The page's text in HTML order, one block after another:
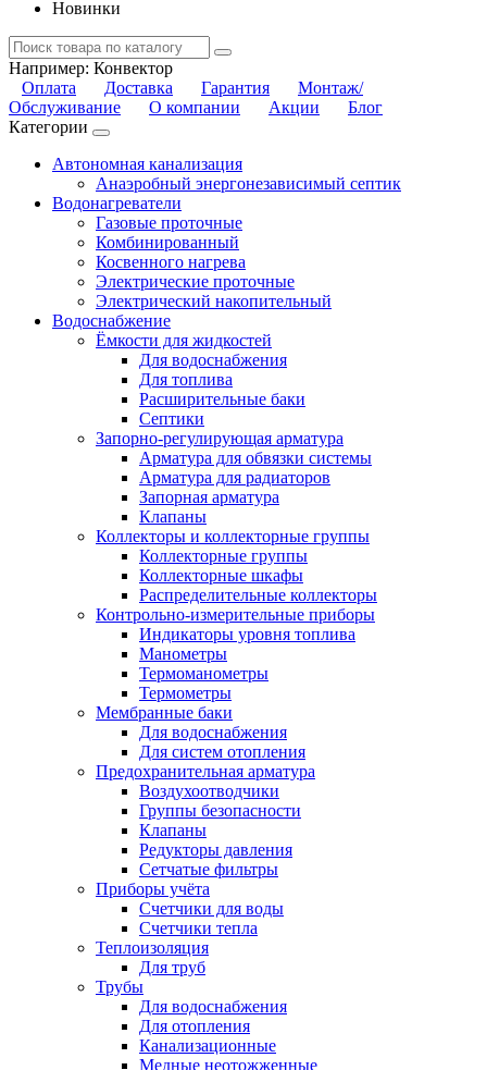
Новинки
Например: Конвектор
Оплата
Доставка Гарантия
Монтаж/
Обслуживание
О компании Акции
Блог
Категории
Автономная канализация
Анаэробный энергонезависимый септик
Водонагреватели
Газовые проточные
Комбинированный
Косвенного нагрева
Электрические проточные
Электрический накопительный
Водоснабжение
Ёмкости для жидкостей
Для водоснабжения
Для топлива
Расширительные баки
Септики
Запорно-регулирующая арматура
Арматура для обвязки системы
Арматура для радиаторов
Запорная арматура
Клапаны
Коллекторы и коллекторные группы
Коллекторные группы
Коллекторные шкафы
Распределительные коллекторы
Контрольно-измерительные приборы
Индикаторы уровня топлива
Манометры
Термоманометры
Термометры
Мембранные баки
Для водоснабжения
Для систем отопления
Предохранительная арматура
Воздухоотводчики
Группы безопасности
Клапаны
Редукторы давления
Сетчатые фильтры
Приборы учёта
Счетчики для воды
Счетчики тепла
Теплоизоляция
Для труб
Трубы
Для водоснабжения
Для отопления
Канализационные
Медные неотожженные